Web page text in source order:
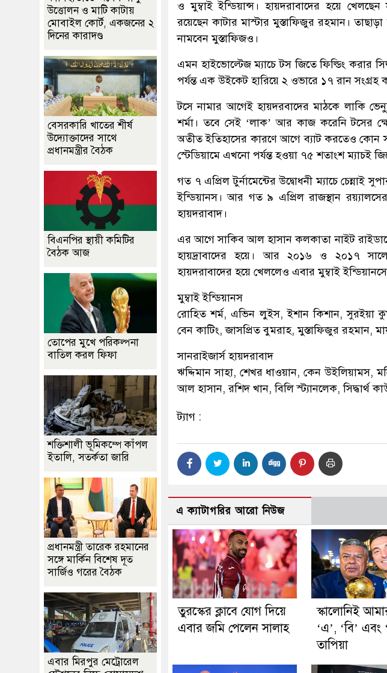
ও মুম্বাই ইন্ডিয়ান্স। হায়দরাবাদের হয়ে
রয়েছেন কাটার মাস্টার মুস্তাফিজুর রহমান।
নামবেন মুস্তাফিজও।
এমন হাইভোল্টেজ ম্যাচে টস জিতে ফিল্ডিং করার
পর্যন্ত এক উইকেট হারিয়ে ২ ওভারে ১৭ রান সংগ্রহ
টসে নামার আগেই হায়দরবাদের মাঠকে লাকি
শর্মা। তবে সেই ‘লাক’ আর কাজ করেনি টসের
অতীত ইতিহাসের কারণে আগে ব্যাট করতেও কোন
স্টেডিয়ামে এখনো পর্যন্ত হওয়া ৭৫ শতাংশ ম্যাচই
গত ৭ এপ্রিল টুর্নামেন্টের উদ্বোধনী ম্যাচে চেন্নাই
ইন্ডিয়ানস। আর গত ৯ এপ্রিল রাজস্থান
হায়দরাবাদ।
এর আগে সাকিব আল হাসান কলকাতা নাইট
হায়দ্রাবাদের হয়ে। আর ২০১৬ ও ২০১৭
হায়দরাবাদের হয়ে খেললেও এবার মুম্বাই
মুম্বাই ইন্ডিয়ানস
রোহিত শর্ম, এভিন লুইস, ইশান কিশান, সুরইয়া
বেন কাটিং, জাসপ্রিত বুমরাহ, মুস্তাফিজুর রহমান,
সানরাইজার্স হায়দরাবাদ
ঋদ্দিমান সাহা, শেখর ধাওয়ান, কেন উইলিয়ামস,
আল হাসান, রশিদ খান, বিলি স্ট্যানলেক, সিদ্ধার্থ
ট্যাগ :
এ ক্যাটাগরির আরো নিউজ
তুরস্কের ক্লাবে যোগ দিয়ে
এবার জমি পেলেন সালাহ
স্কালোনিই
‘এ’, ‘বি’ এবং
তাপিয়া
উত্তোলন ও মাটি কাটায়
মোবাইল কোর্ট, একজনের ২
দিনের কারাদণ্ড
বেসরকারি খাতের শীর্ষ
উদ্যোক্তাদের সাথে
প্রধানমন্ত্রীর বৈঠক
বিএনপির স্থায়ী কমিটির
বৈঠক আজ
তোপের মুখে পরিকল্পনা
বাতিল করল ফিফা
শক্তিশালী ভূমিকম্পে কাঁপল
ইতালি, সতর্কতা জারি
প্রধানমন্ত্রী তারেক রহমানের
সঙ্গে মার্কিন বিশেষ দূত
সার্জিও গরের বৈঠক
এবার মিরপুর মেট্রোরেল